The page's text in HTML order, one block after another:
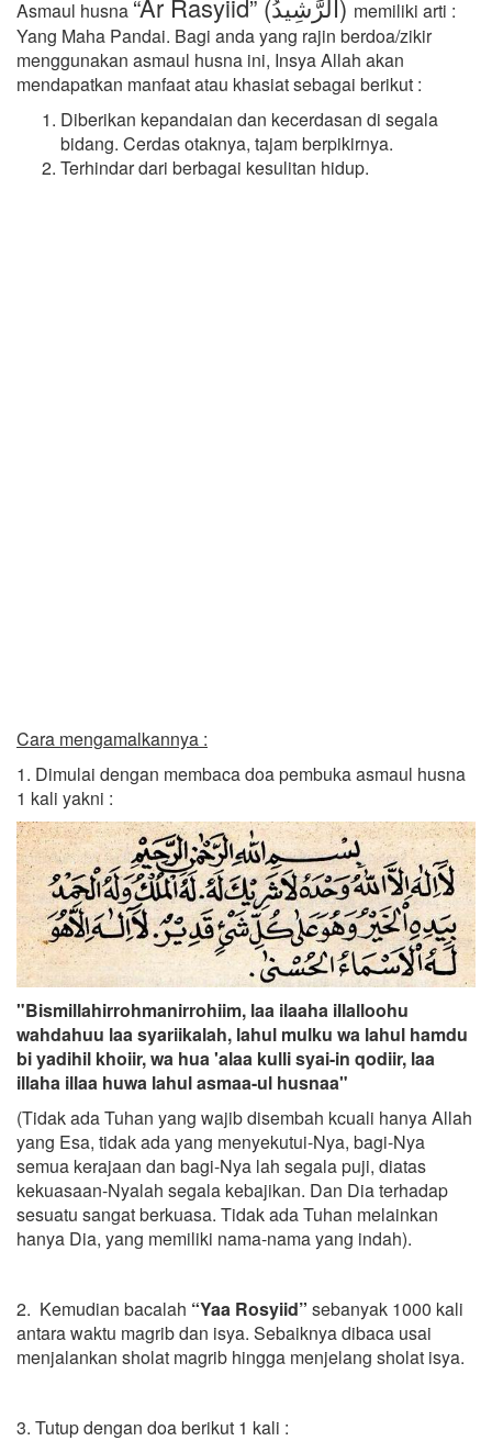
Asmaul husna
“Ar Rasyiid” (الرَّشِيدُ) memiliki arti :
Yang Maha Pandai. Bagi anda yang rajin berdoa/zikir
menggunakan asmaul husna ini, Insya Allah akan
mendapatkan manfaat atau khasiat sebagai berikut :
Diberikan kepandaian dan kecerdasan di segala
bidang. Cerdas otaknya, tajam berpikirnya.
Terhindar dari berbagai kesulitan hidup.
Cara mengamalkannya :
1. Dimulai dengan membaca doa pembuka asmaul husna
1 kali yakni :
"Bismillahirrohmanirrohiim, laa ilaaha illalloohu
wahdahuu laa syariikalah, lahul mulku wa lahul hamdu
bi yadihil khoiir, wa hua 'alaa kulli syai-in qodiir, laa
illaha illaa huwa lahul asmaa-ul husnaa"
(Tidak ada Tuhan yang wajib disembah kcuali hanya Allah
yang Esa, tidak ada yang menyekutui-Nya, bagi-Nya
semua kerajaan dan bagi-Nya lah segala puji, diatas
kekuasaan-Nyalah segala kebajikan. Dan Dia terhadap
sesuatu sangat berkuasa. Tidak ada Tuhan melainkan
hanya Dia, yang memiliki nama-nama yang indah).
2. Kemudian bacalah “Yaa Rosyiid” sebanyak 1000 kali
antara waktu magrib dan isya. Sebaiknya dibaca usai
menjalankan sholat magrib hingga menjelang sholat isya.
3. Tutup dengan doa berikut 1 kali :